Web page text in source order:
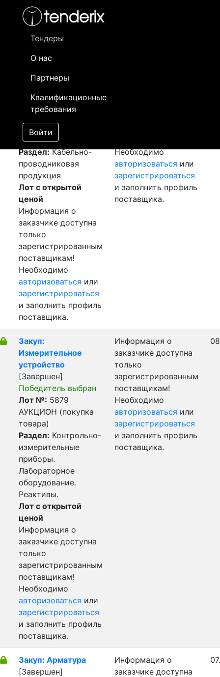
Тендеры
О нас
Партнеры
Квалификационные
требования
Войти
- активный лот
- сохраненный лот (не опубликован)
Закуп: Провод МГ
[Завершен]
Лот №:
АУКЦИОН (покупка
товара)
Раздел:Кабельно-
проводниковая
продукция
Лот с открытой
ценой
Информация о
заказчике доступна
только
зарегистрированным
поставщикам!
Необходимо
авторизоваться или
зарегистрироваться
и заполнить профиль
поставщика.
Необходимо
авторизоваться или
зарегистрироваться
и заполнить профиль
поставщика.
Закуп:
Измерительное
устройство
[Завершен]
Победитель выбран
Лот №: 5879
АУКЦИОН (покупка
товара)
Раздел: Контрольно-
измерительные
приборы.
Лабораторное
оборудование.
Реактивы.
Лот с открытой
ценой
Информация о
заказчике доступна
только
зарегистрированным
поставщикам!
Необходимо
авторизоваться или
зарегистрироваться
и заполнить профиль
поставщика.
Информация о
заказчике доступна
только
зарегистрированным
поставщикам!
Необходимо
авторизоваться или
зарегистрироваться
и заполнить профиль
поставщика.
Закуп: Арматура
[Завершен]
Информация о
заказчике доступна